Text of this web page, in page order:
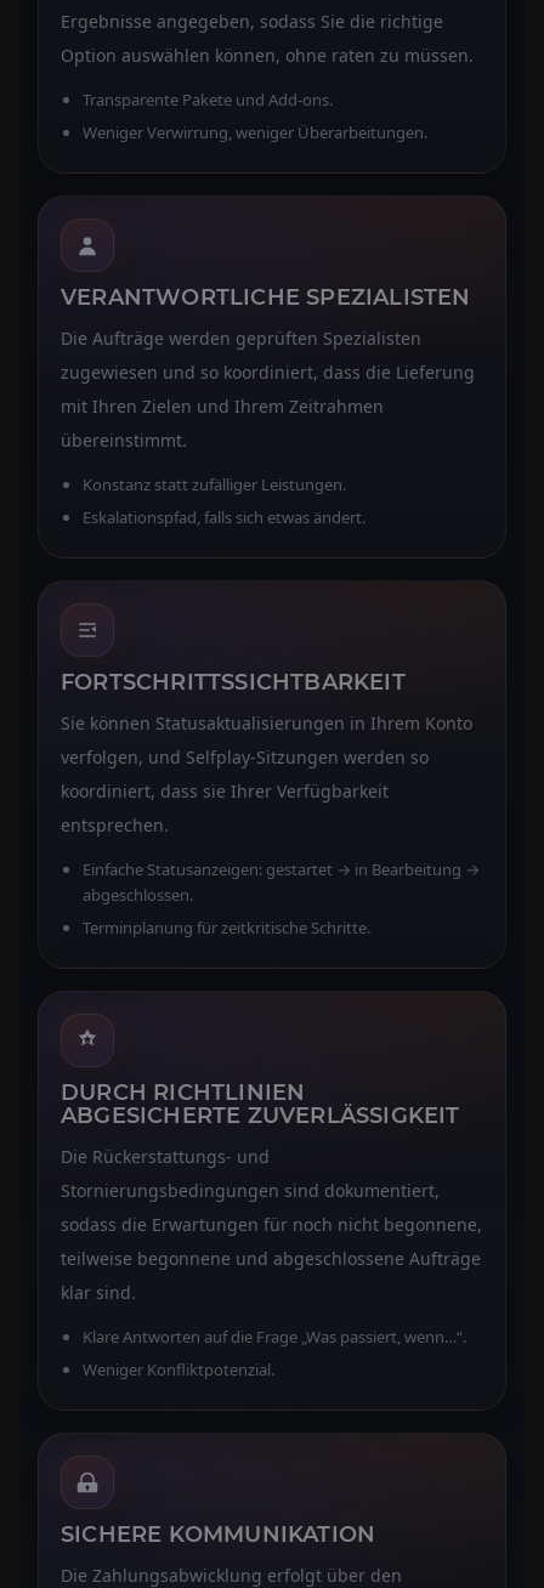
Ergebnisse angegeben, sodass Sie die richtige
Option auswählen können, ohne raten zu müssen.
Transparente Pakete und Add-ons.
Weniger Verwirrung, weniger Überarbeitungen.
VERANTWORTLICHE SPEZIALISTEN
Die Aufträge werden geprüften Spezialisten
zugewiesen und so koordiniert, dass die Lieferung
mit Ihren Zielen und Ihrem Zeitrahmen
übereinstimmt.
Konstanz statt zufälliger Leistungen.
Eskalationspfad, falls sich etwas ändert.
FORTSCHRITTSSICHTBARKEIT
Sie können Statusaktualisierungen in Ihrem Konto
verfolgen, und Selfplay-Sitzungen werden so
koordiniert, dass sie Ihrer Verfügbarkeit
entsprechen.
Einfache Statusanzeigen: gestartet → in Bearbeitung →
abgeschlossen.
Terminplanung für zeitkritische Schritte.
DURCH RICHTLINIEN
ABGESICHERTE ZUVERLÄSSIGKEIT
Die Rückerstattungs- und
Stornierungsbedingungen sind dokumentiert,
sodass die Erwartungen für noch nicht begonnene,
teilweise begonnene und abgeschlossene Aufträge
klar sind.
Klare Antworten auf die Frage „Was passiert, wenn…“.
Weniger Konfliktpotenzial.
SICHERE KOMMUNIKATION
Die Zahlungsabwicklung erfolgt über den